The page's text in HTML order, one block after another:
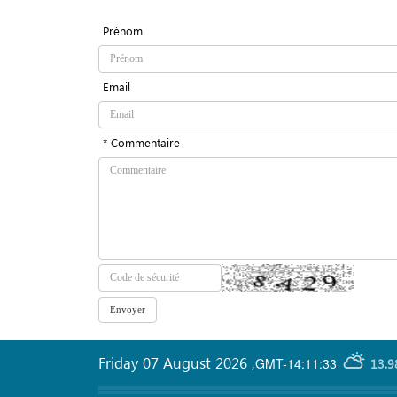
Prénom
Email
* Commentaire
GMT-14:11:33
Friday 07 August 2026 ,